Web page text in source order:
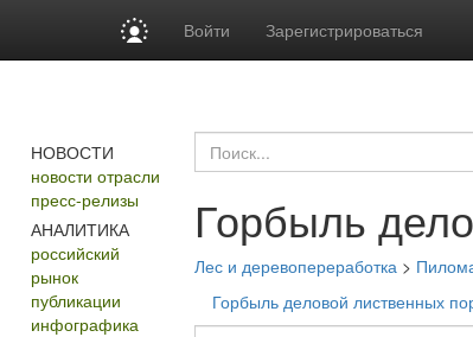
Войти Зарегистрироваться
НОВОСТИ
новости отрасли
пресс-релизы
АНАЛИТИКА
российский
рынок
публикации
инфографика
Горбыль
Лес и деревопереработка>
Горбыль деловой лиственных